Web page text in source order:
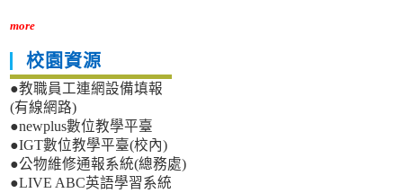
more
校園資源
●教職員工連網設備填報
(有線網路)
●newplus數位教學平臺
●IGT數位教學平臺(校內)
●公物維修通報系統(總務處)
●LIVE ABC英語學習系統